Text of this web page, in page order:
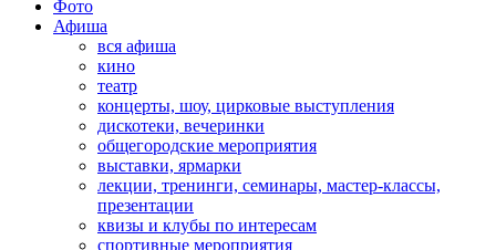
Фото
Афиша
вся афиша
кино
театр
концерты, шоу, цирковые выступления
дискотеки, вечеринки
общегородские мероприятия
выставки, ярмарки
лекции, тренинги, семинары, мастер-классы,
презентации
квизы и клубы по интересам
спортивные мероприятия